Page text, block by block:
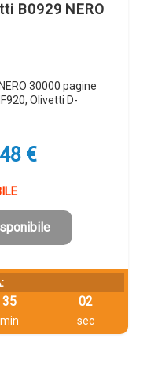
B0929 NERO
30000 pagine
Olivetti D-
€.
€Il
è:
51,48 €.
35
min
01
sec